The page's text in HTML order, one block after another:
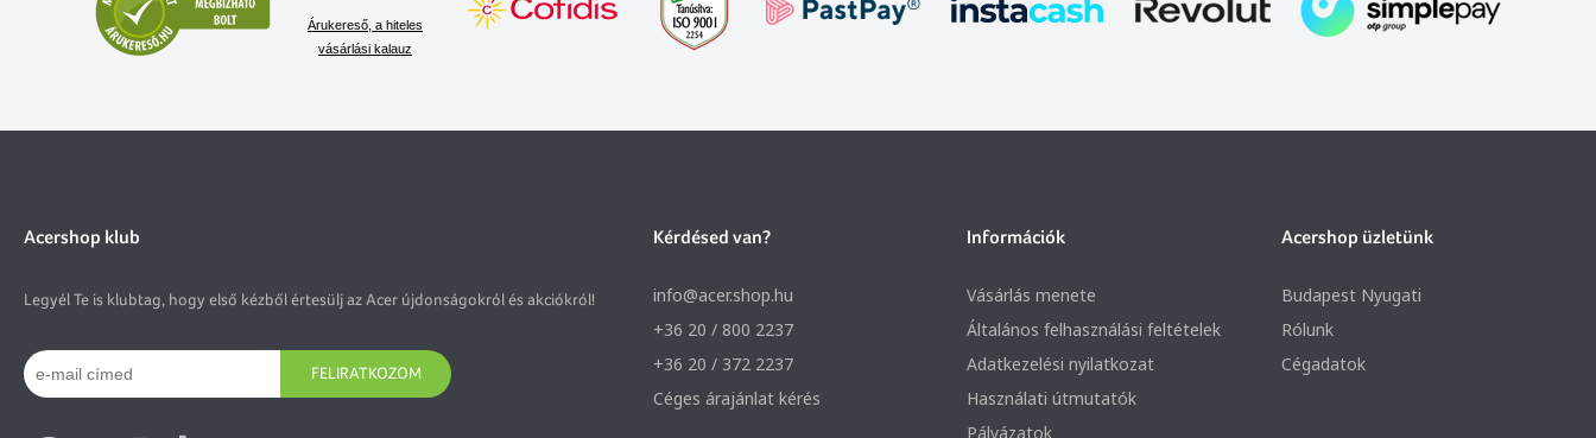
Árukereső, a hiteles
vásárlási kalauz
Acershop klub
Legyél Te is klubtag, hogy első kézből értesülj az Acer újdonságokról és akciókról!
FELIRATKOZOM
Kérdésed van?
info@acer.shop.hu
+36 20 / 800 2237
+36 20 / 372 2237
Céges árajánlat kérés
Információk
Vásárlás menete
Általános felhasználási feltételek
Adatkezelési nyilatkozat
Használati útmutatók
Pályázatok
Acershop üzletünk
Budapest Nyugati
Rólunk
Cégadatok